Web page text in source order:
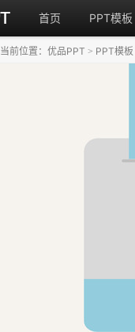
首页 PPT模板
当前位置： 优品PPT > PPT模板